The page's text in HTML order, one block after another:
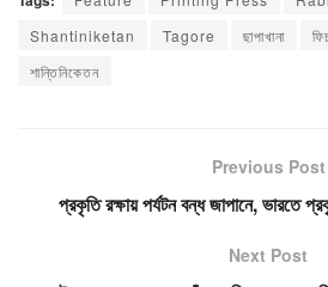
Shantiniketan
Tagore ছাপাখানা
শান্তিনিকেতন
Previous Post
প্রকৃতি রক্ষায় পর্যটন বন্ধ জাপানে, ভারতে
Next Post